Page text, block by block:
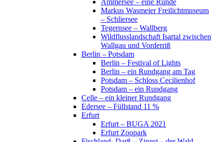
Ammersee – eine Runde
Markus Wasmeier Freilichtmuseum
– Schliersee
Tegernsee – Wallberg
Wildflusslandschaft Isartal zwischen
Wallgau und Vorderriß
Berlin – Potsdam
Berlin – Festival of Lights
Berlin – ein Rundgang am Tag
Potsdam – Schloss Cecilienhof
Potsdam – ein Rundgang
Celle – ein kleiner Rundgang
Edersee – Füllstand 11 %
Erfurt
Erfurt – BUGA 2021
Erfurt Zoopark